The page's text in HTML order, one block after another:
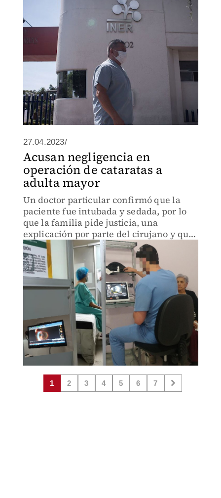
27.04.2023/
Acusan negligencia en
operación de cataratas a
adulta mayor
Un doctor particular confirmó que la
paciente fue intubada y sedada, por lo
que la familia pide justicia, una
explicación por parte del cirujano y que
se atienda cada caso similar registrado
en el IMSS
1 2 3 4 5 6 7